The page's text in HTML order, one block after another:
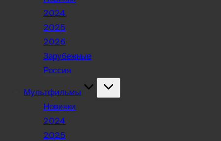
2024
2025
2026
Зарубежные
Россия
Мультфильмы
Новинки
2024
2025